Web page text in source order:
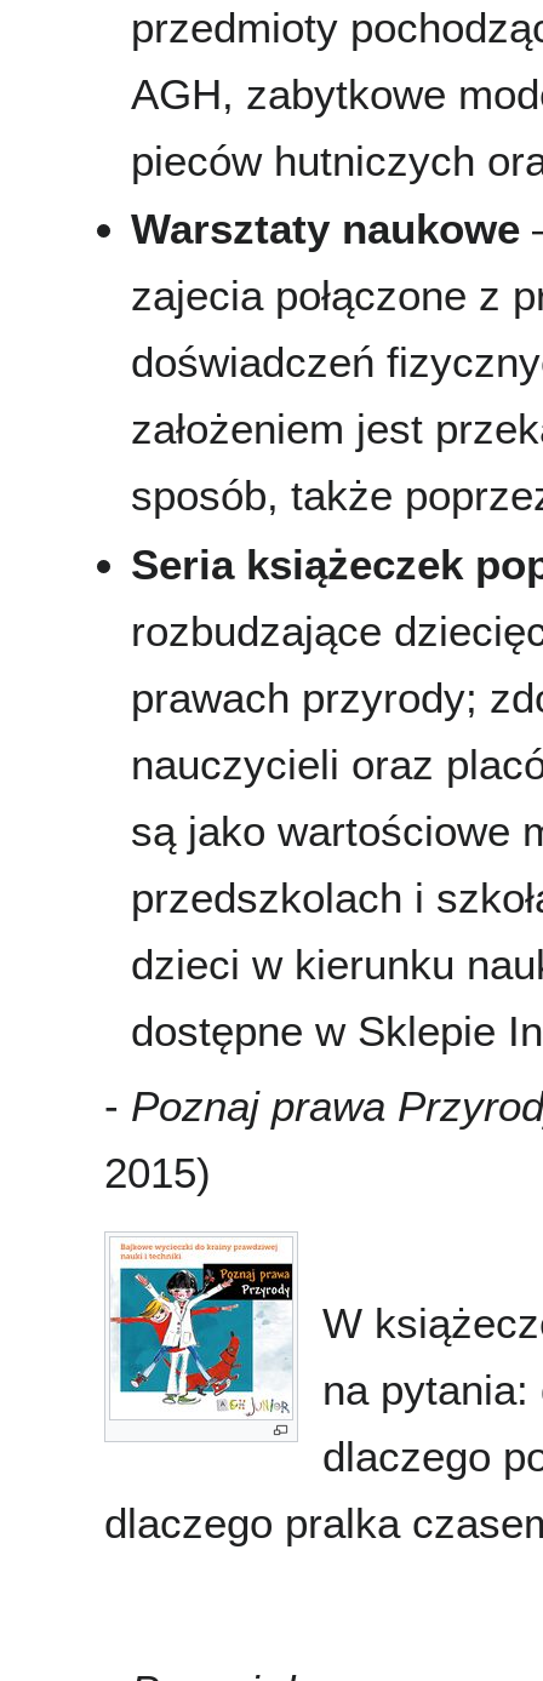
przedmioty
AGH, zabytkowe
pieców hutniczych
Warsztaty naukowe
zajecia połączone z
doświadczeń
założeniem jest
sposób, także
Seria książeczek
rozbudzające
prawach przyrody;
nauczycieli oraz
są jako wartościowe
przedszkolach i
dzieci w kierunku
dostępne w Sklepie
- Poznaj prawa
2015)
W
na
dlaczego
dlaczego pralka